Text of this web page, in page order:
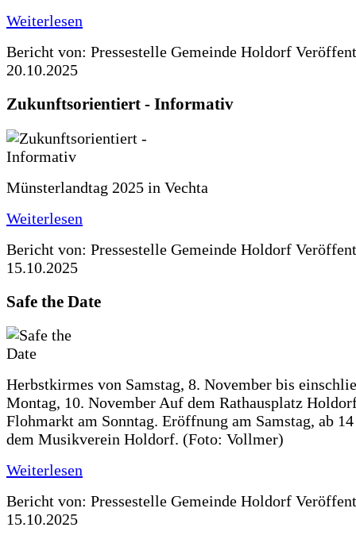
Weiterlesen
Bericht von: Pressestelle Gemeinde Holdorf
20.10.2025
Zukunftsorientiert - Informativ
Münsterlandtag 2025 in Vechta
Weiterlesen
Bericht von: Pressestelle Gemeinde Holdorf
15.10.2025
Safe the Date
Herbstkirmes von Samstag, 8. November bis
Montag, 10. November Auf dem Rathausplatz
Flohmarkt am Sonntag. Eröffnung am Samstag, ab
dem Musikverein Holdorf. (Foto: Vollmer)
Weiterlesen
Bericht von: Pressestelle Gemeinde Holdorf
15.10.2025